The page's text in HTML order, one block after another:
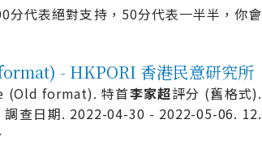
分代表絕對支持，50分代表一半半，你會
- HKPORI 香港民意研究所
(Old format). 特首李家超評分 (舊格式).
查日期. 2022-04-30 - 2022-05-06. 12.